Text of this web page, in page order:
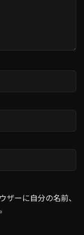
ザーに自分の名前、